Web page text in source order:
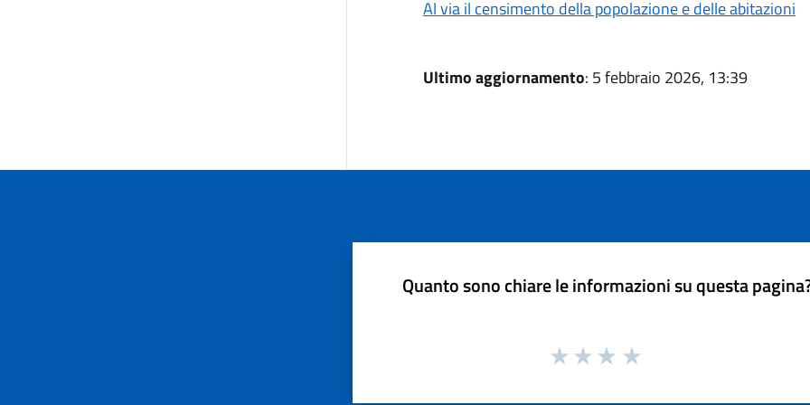
Al via il censimento della popolazione e delle abitazioni
Ultimo aggiornamento: 5 febbraio 2026, 13:39
Quanto sono chiare le informazioni su questa